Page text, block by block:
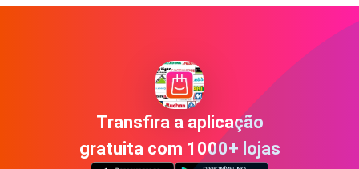
Transfira a aplicação
gratuita com 1000+ lojas